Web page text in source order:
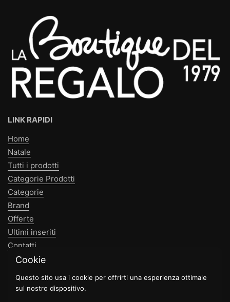
LINK RAPIDI
Home
Natale
Tutti i prodotti
Categorie Prodotti
Categorie
Brand
Offerte
Ultimi inseriti
Contatti
Cookie
Questo sito usa i cookie per offrirti una esperienza ottimale
sul nostro dispositivo.